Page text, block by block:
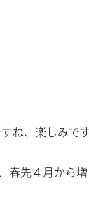
ね、楽しみで
春先４月から